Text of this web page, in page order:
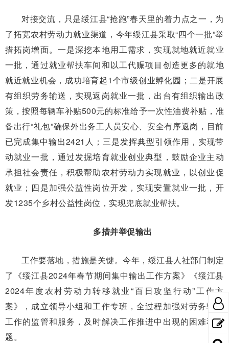
对接交流，只是绥江县“抢跑”春天里的着力点之一，为
了拓宽农村劳动力就业渠道，今年绥江县采取“四个一批”举
措拓岗增面。一是深挖本地用工需求，实现就地就近就业
一批，通过就业帮扶车间和以工代赈项目创造更多的就地
就近就业机会，成功培育起1个市级创业孵化园；二是开展
有组织劳务输送，实现返岗就业一批，出台有组织输出政
策，按照每辆车补贴500元的标准给予一次性油费补贴，准
备出行“礼包”确保外出务工人员安心、安全有序返岗，目前
已完成集中输出2421人；三是发挥典型引领作用，实现带
动就业一批，通过发掘培育就业创业典型，鼓励企业主动
承担社会责任，积极帮助农村劳动力实现就业，以创业促
就业；四是加强公益性岗位开发，实现安置就业一批，开
发1235个乡村公益性岗位，实现兜底就业帮扶。
多措并举促输出
工作要落地，措施是关键。今年，绥江县人社部门制定
了《绥江县2024年春节期间集中输出工作方案》《绥江县
2024年度农村劳动力转移就业“百日攻坚行动”工作方
案》，成立领导小组和工作专班，全过程加强对劳务输出
工作的监管和服务，及时解决工作推进中出现的困难和问
题。